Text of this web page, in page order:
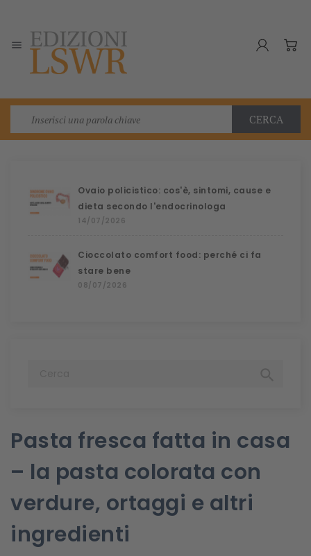

CERCA
Ovaio policistico: cos'è, sintomi, cause e
dieta secondo l'endocrinologa
14/07/2026
Cioccolato comfort food: perché ci fa
stare bene
08/07/2026
Pasta fresca fatta in casa
– la pasta colorata con
verdure, ortaggi e altri
ingredienti